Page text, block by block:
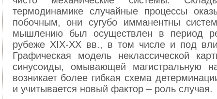
термодинамике случайные процессы
побочным, они сугубо имманентны
мышлению был осуществлен в период
рубеже XIX-XX вв., в том числе и под
Графическая модель неклассической
синусоиды, омывающей магистральную
возникает более гибкая схема
и учитывается новый фактор – роль случая.